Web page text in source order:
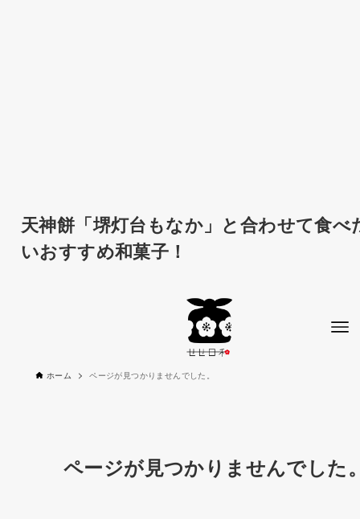
天神餅「堺灯台もなか」と合わせて食べ
いおすすめ和菓子！